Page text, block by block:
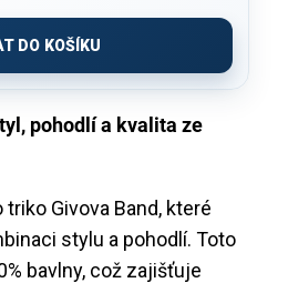
pohodlí a kvalita ze
Givova Band, které
stylu a pohodlí. Toto
bavlny, což zajišťuje
DO KOŠÍKU